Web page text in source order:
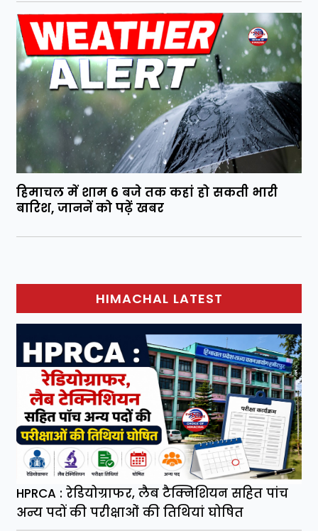
हिमाचल में शाम 6 बजे तक कहां हो सकती भारी
बारिश, जाननें को पढ़ें खबर
HIMACHAL LATEST
HPRCA : रेडियोग्राफर, लैब टैक्निशियन सहित पांच
अन्य पदों की परीक्षाओं की तिथियां घोषित